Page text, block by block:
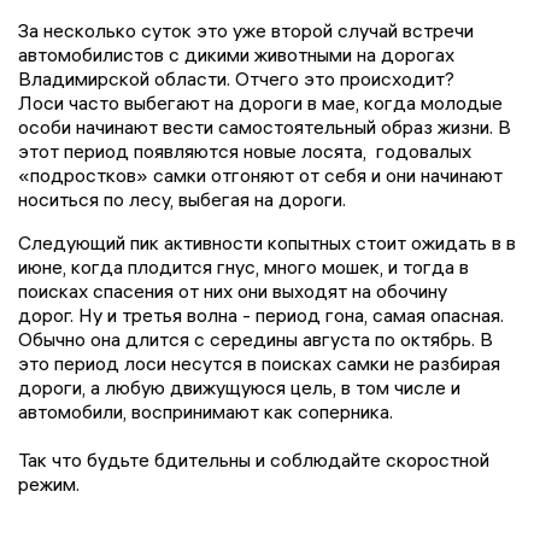
За несколько суток это уже второй случай встречи
автомобилистов с дикими животными на дорогах
Владимирской области. Отчего это происходит?
Лоси часто выбегают на дороги в мае, когда молодые
особи начинают вести самостоятельный образ жизни. В
этот период появляются новые лосята, годовалых
«подростков» самки отгоняют от себя и они начинают
носиться по лесу, выбегая на дороги.
Следующий пик активности копытных стоит ожидать в в
июне, когда плодится гнус, много мошек, и тогда в
поисках спасения от них они выходят на обочину
дорог. Ну и третья волна - период гона, самая опасная.
Обычно она длится с середины августа по октябрь. В
это период лоси несутся в поисках самки не разбирая
дороги, а любую движущуюся цель, в том числе и
автомобили, воспринимают как соперника.
Так что будьте бдительны и соблюдайте скоростной
режим.